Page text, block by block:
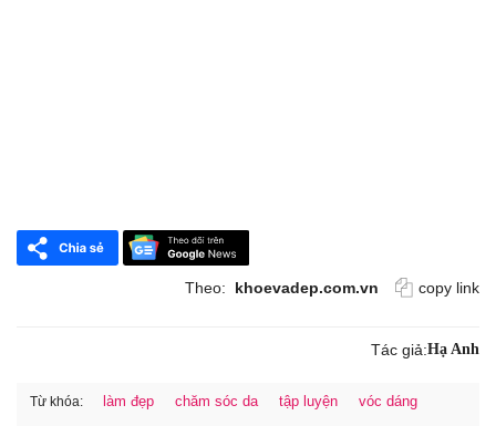
Theo: khoevadep.com.vn copy link
Tác giả:Hạ Anh
Từ khóa: làm đẹp chăm sóc da tập luyện vóc dáng